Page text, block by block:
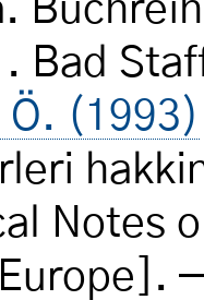
Bad
Ö. (1993)
Notes
Europe].